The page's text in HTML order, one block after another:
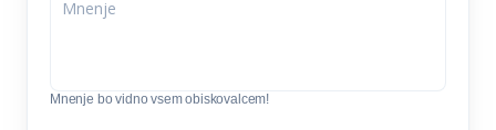
Mnenje bo vidno vsem obiskovalcem!